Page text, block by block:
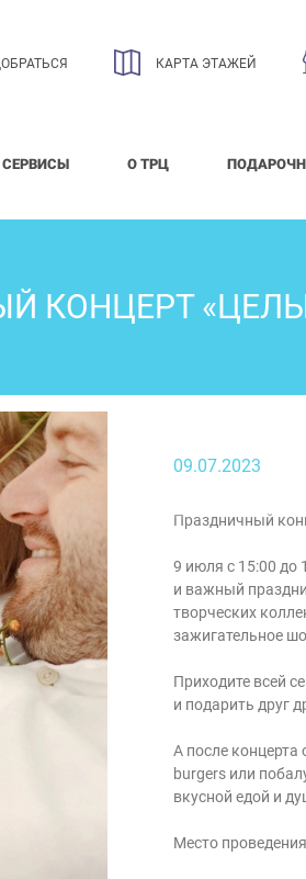
КАРТА ЭТАЖЕЙ
СЕРВИСЫ О ТРЦ
КОНЦЕРТ
09.07.2023
Праздничный
9 июля с 15:00 до
и важный
творческих
зажигательное
Приходите всей
и подарить друг
А после концерта
burgers или
вкусной едой и
Место